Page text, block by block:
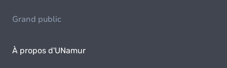
Grand public
À propos d'UNamur